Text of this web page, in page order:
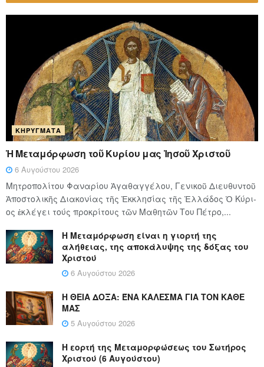
ΚΗΡΎΓΜΑΤΑ
Ἡ Μεταμόρφωση τοῦ Κυρίου μας Ἰησοῦ Χριστοῦ
6 Αυγούστου 2026
Μητροπολίτου Φαναρίου Ἀγαθαγγέλου, Γενικοῦ Διευθυντοῦ
Ἀποστολικῆς Διακονίας τῆς Ἐκκλησίας τῆς Ἑλλάδος Ὁ Κύ­ρι­
ος ἐκλέγει τούς προ­κρί­τους τῶν Μα­θη­τῶν Του Πέ­τρο,...
Η Μεταμόρφωση είναι η γιορτή της
αλήθειας, της αποκάλυψης της δόξας του
Χριστού
6 Αυγούστου 2026
Η ΘΕΙΑ ΔΟΞΑ: ΈΝΑ ΚΑΛΕΣΜΑ ΓΙΑ ΤΟΝ ΚΑΘΕ
ΜΑΣ
5 Αυγούστου 2026
Η εορτή της Μεταμορφώσεως του Σωτήρος
Χριστού (6 Αυγούστου)